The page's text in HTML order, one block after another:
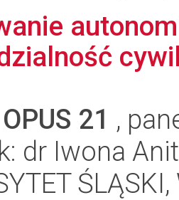
OPUS 21 ,
dr Iwona